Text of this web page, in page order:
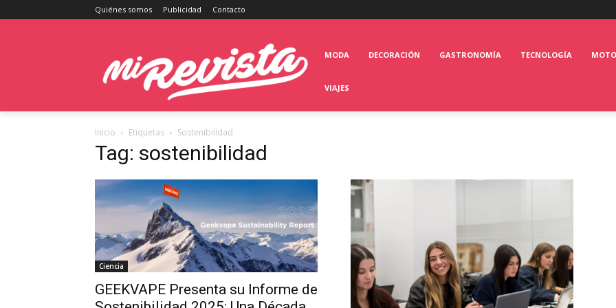
Quiénes somos Publicidad Contacto
MODA DECORACIÓN GASTRONOMÍA TECNOLOGÍA
VIAJES
Inicio Etiquetas Sostenibilidad
Tag: sostenibilidad
Ciencia
GEEKVAPE Presenta su Informe de